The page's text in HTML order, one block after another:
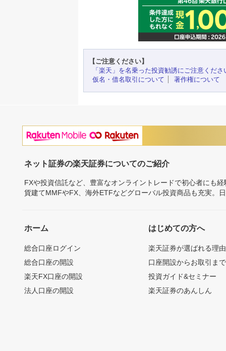
【ご注意ください】
「楽天」を名乗った投資勧誘にご注意くださ
仮名・借名取引について
著作権について
ネット証券の楽天証券についてのご紹介
FXや投資信託など、豊富なオンライントレードで初心者にも
貨建てMMFやFX、海外ETFなどグローバル投資商品も充実。
ホーム
総合口座ログイン
総合口座の開設
楽天FX口座の開設
法人口座の開設
はじめての方へ
楽天証券が選ばれる理由
口座開設からお取引ま
投資ガイド&セミナー
楽天証券のあんしん